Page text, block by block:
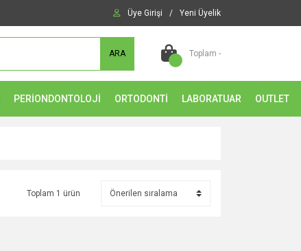
Üye Girişi / Yeni Üyelik
ARA Toplam -
PERİONDONTOLOJİ ORTODONTİ LABORATUAR OUTLET
Toplam 1 ürün